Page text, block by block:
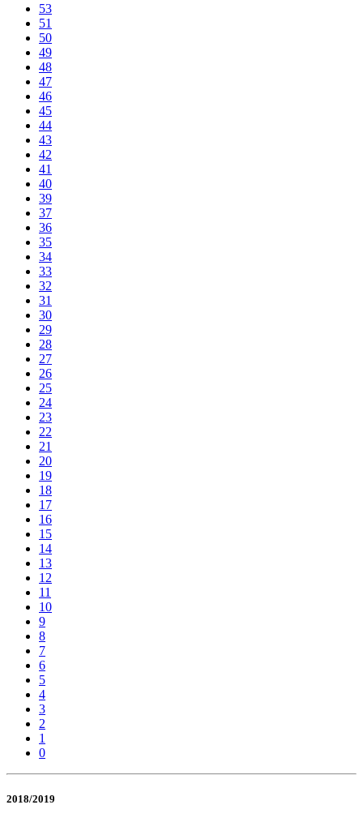
53
51
50
49
48
47
46
45
44
43
42
41
40
39
37
36
35
34
33
32
31
30
29
28
27
26
25
24
23
22
21
20
19
18
17
16
15
14
13
12
11
10
9
8
7
6
5
4
3
2
1
0
2018/2019